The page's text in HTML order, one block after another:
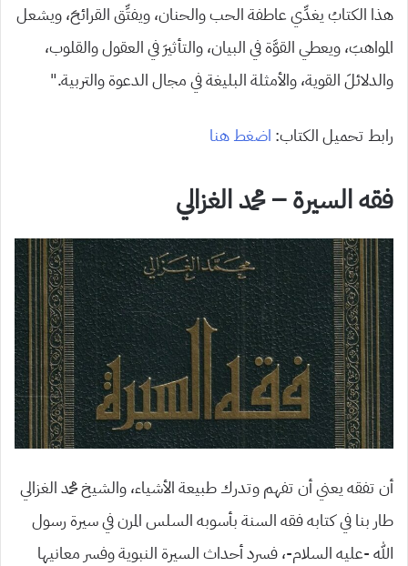
هذا الكتابُ يغدِّي عاطفة الحب والحنان، ويفتِّق القرائحَ، ويشعل
المواهبَ، ويعطي القوَّة في البيان، والتأثيرَ في العقول والقلوب،
والدلائلَ القوية، والأمثلة البليغة في مجال الدعوة والتربية.”
رابط تحميل الكتاب: اضغط هنا
فقه السيرة – محمد الغزالي
أن تفقه يعني أن تفهم وتدرك طبيعة الأشياء، والشيخ محمد الغزالي
طار بنا في كتابه فقه السنة بأسوبه السلس المرن في سيرة رسول
الله -عليه السلام-، فسرد أحداث السيرة النبوية وفسر معانيها